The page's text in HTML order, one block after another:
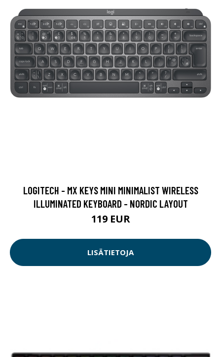
LOGITECH - MX KEYS MINI MINIMALIST WIRELESS
ILLUMINATED KEYBOARD - NORDIC LAYOUT
119 EUR
LISÄTIETOJA